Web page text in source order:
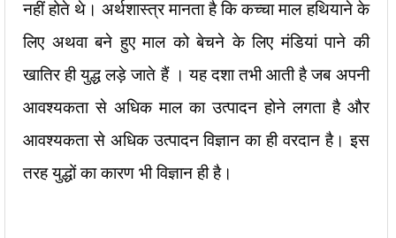
नहीं होते थे। अर्थशास्त्र मानता है कि कच्चा माल हथियाने के
लिए अथवा बने हुए माल को बेचने के लिए मंडियां पाने की
खातिर ही युद्ध लड़े जाते हैं । यह दशा तभी आती है जब अपनी
आवश्यकता से अधिक माल का उत्पादन होने लगता है और
आवश्यकता से अधिक उत्पादन विज्ञान का ही वरदान है। इस
तरह युद्धों का कारण भी विज्ञान ही है।